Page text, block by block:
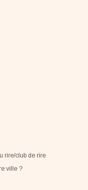
rire/club de rire
ville ?